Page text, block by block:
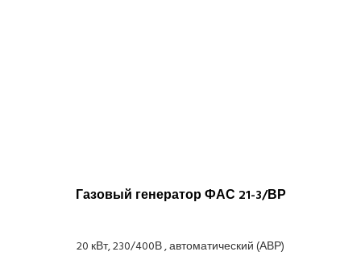
Газовый генератор ФАС 21-3/ВР
20 кВт, 230/400В , автоматический (АВР)